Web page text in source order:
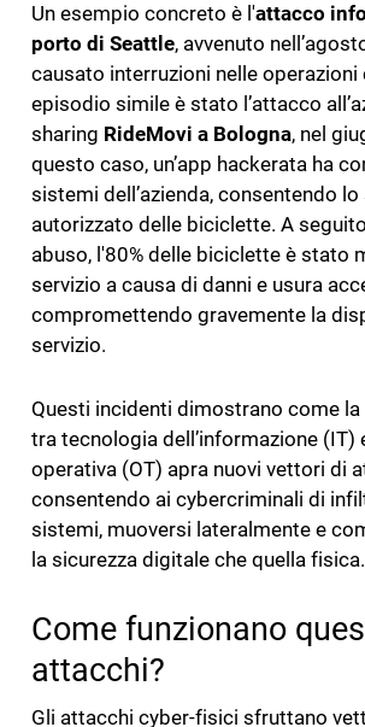
Un esempio concreto è l'attacco
porto di Seattle, avvenuto
causato interruzioni nelle operazioni
episodio simile è stato l’attacco
sharing RideMovi a Bologna, nel
questo caso, un’app hackerata ha
sistemi dell’azienda, consentendo
autorizzato delle biciclette. A
abuso, l'80% delle biciclette è stato
servizio a causa di danni e usura
compromettendo gravemente la
servizio.
Questi incidenti dimostrano come la
tra tecnologia dell’informazione (IT)
operativa (OT) apra nuovi vettori di
consentendo ai cybercriminali di
sistemi, muoversi lateralmente e
la sicurezza digitale che quella fisica.
Come funzionano
attacchi?
Gli attacchi cyber-fisici sfruttano